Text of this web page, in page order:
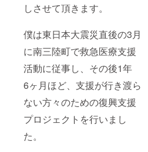
しさせて頂きます。
僕は東日本大震災直後の3月
に南三陸町で救急医療支援
活動に従事し、その後1年
6ヶ月ほど、支援が行き渡ら
ない方々のための復興支援
プロジェクトを行いまし
た。